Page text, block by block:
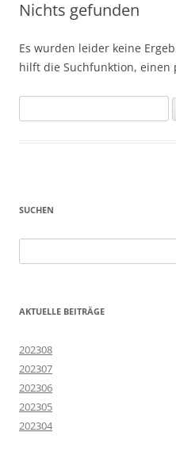
Nichts gefunden
Es wurden leider keine
hilft die Suchfunktion, einen
nach:
SUCHEN
nach:
AKTUELLE BEITRÄGE
202308
202307
202306
202305
202304